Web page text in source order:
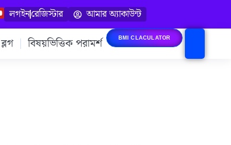
লগইনরেজিস্টার আমার অ্যাকাউন্ট
ব্লগ বিষয়ভিত্তিক পরামর্শ BMI CLACULATOR